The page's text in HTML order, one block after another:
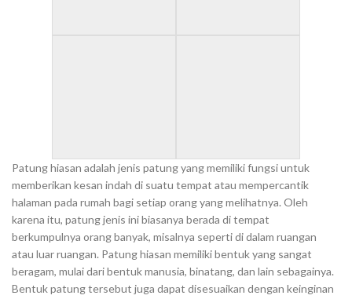
Patung hiasan adalah jenis patung yang memiliki fungsi untuk
memberikan kesan indah di suatu tempat atau mempercantik
halaman pada rumah bagi setiap orang yang melihatnya. Oleh
karena itu, patung jenis ini biasanya berada di tempat
berkumpulnya orang banyak, misalnya seperti di dalam ruangan
atau luar ruangan. Patung hiasan memiliki bentuk yang sangat
beragam, mulai dari bentuk manusia, binatang, dan lain sebagainya.
Bentuk patung tersebut juga dapat disesuaikan dengan keinginan